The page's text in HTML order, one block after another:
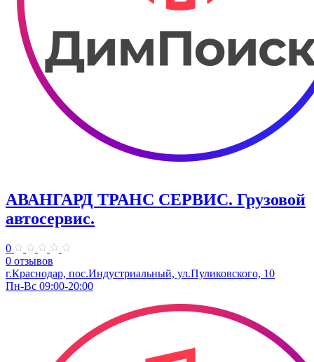
АВАНГАРД ТРАНС СЕРВИС. Грузовой
автосервис.
0
0 отзывов
г.Краснодар, пос.Индустриальный, ул.Пуликовского, 10
Пн-Вс 09:00-20:00